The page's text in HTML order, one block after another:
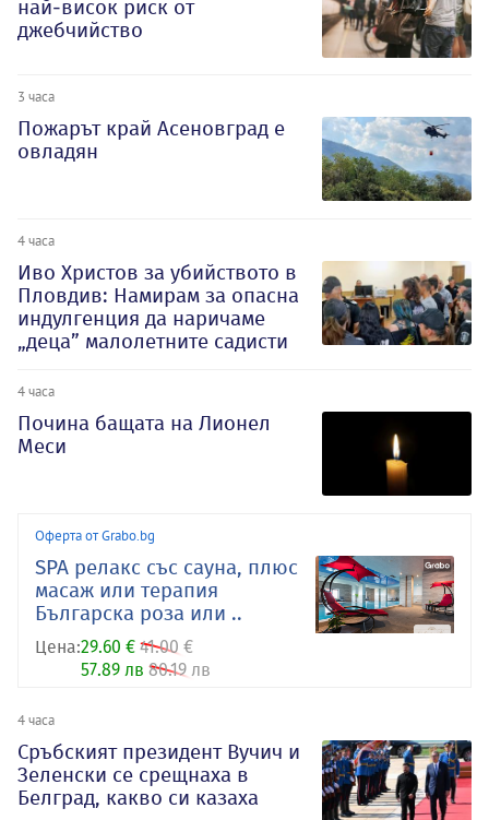
най-висок риск от
джебчийство
3 часа
Пожарът край Асеновград е
овладян
4 часа
Иво Христов за убийството в
Пловдив: Намирам за опасна
индулгенция да наричаме
„деца” малолетните садисти
4 часа
Почина бащата на Лионел
Меси
Оферта от Grabo.bg
SPA релакс със сауна, плюс
масаж или терапия
Българска роза или ..
Цена:29.60 € 41.00 €
57.89 лв 80.19 лв
4 часа
Сръбският президент Вучич и
Зеленски се срещнаха в
Белград, какво си казаха